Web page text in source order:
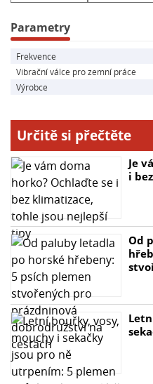
Hlavní parametry:
- Typ: DVH 655 E
- Provozní hmotnost dle
- Šířka bubnu: 650 mm
- Průměr bubnu: 400 mm
- Frekvence: 62 Hz
- Výrobce / Typ motoru:
- Druh motoru: Diesel
- Výkon motoru -
- Výkon motoru - při
PS) při 3300 ot/min
- Pracovní rychlost: 0-75
- Objem vodní nádrže: 60 l
Parametry
Frekvence
Vibrační válce pro zemní práce
Výrobce
Určitě si přečtěte
Je
i
Od